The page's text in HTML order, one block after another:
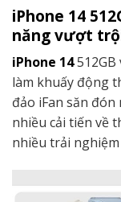
iPhone 14
năng vượt
iPhone 14512GB
làm khuấy động
đảo iFan săn đón
nhiều cải tiến về
nhiều trải